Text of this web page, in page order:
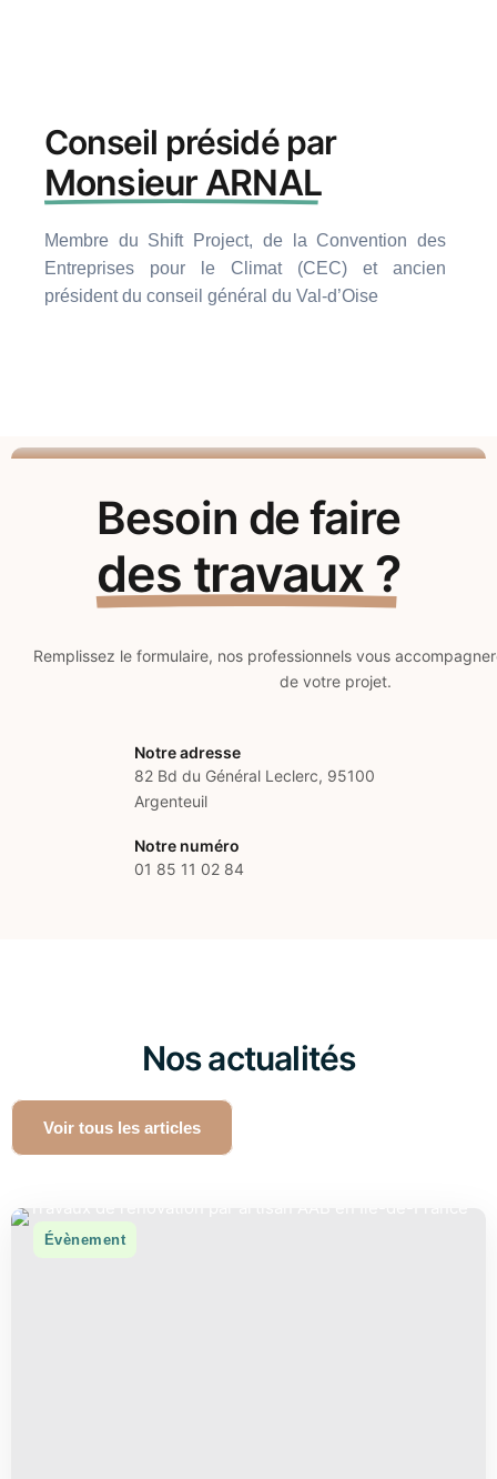
Conseil présidé par
Monsieur ARNAL
Membre du Shift Project, de laConvention des
Entreprises pour le Climat(CEC) et ancien
président du conseil général du Val-d’Oise
Besoin de faire
des travaux ?
Remplissez le formulaire, nos professionnels vous
de votre projet.
Notre adresse
82 Bd du Général Leclerc, 95100
Argenteuil
Notre numéro
01 85 11 02 84
Nos actualités
Voir tous les articles
Évènement